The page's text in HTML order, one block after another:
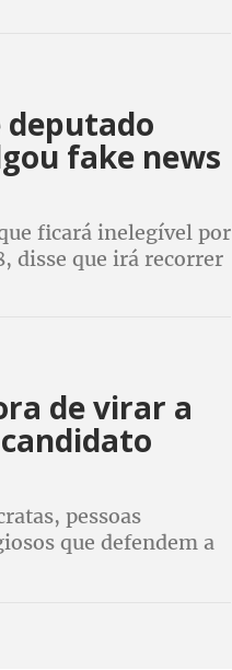
deputado
fake news
ficará inelegível por
disse que irá recorrer
de virar a
pessoas
que defendem a